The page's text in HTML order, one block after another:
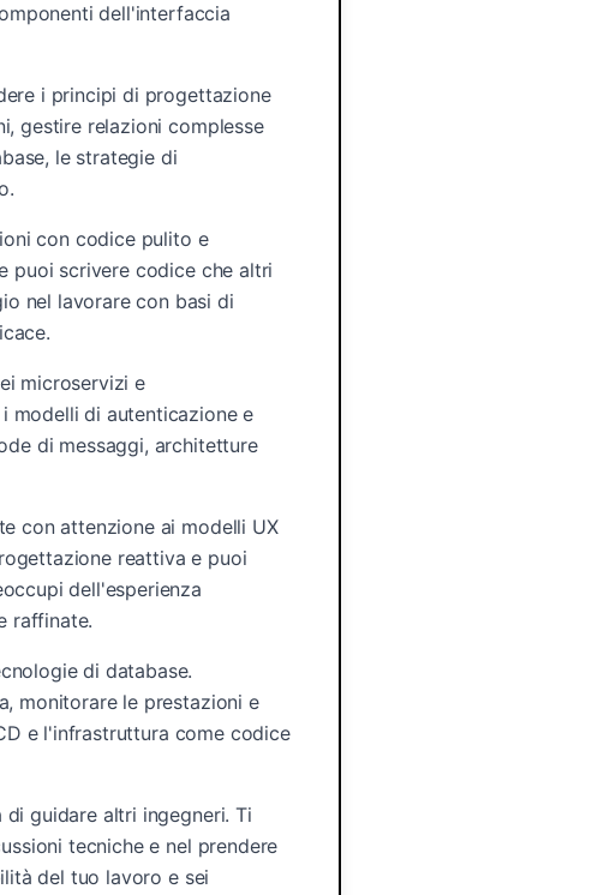
dell'interfaccia
i principi di progettazione
gestire relazioni complesse
le strategie di
con codice pulito e
puoi scrivere codice che altri
nel lavorare con basi di
microservizi e
modelli di autenticazione e
di messaggi, architetture
con attenzione ai modelli UX
reattiva e puoi
dell'esperienza
raffinate.
di database.
monitorare le prestazioni e
e l'infrastruttura come codice
guidare altri ingegneri. Ti
tecniche e nel prendere
del tuo lavoro e sei